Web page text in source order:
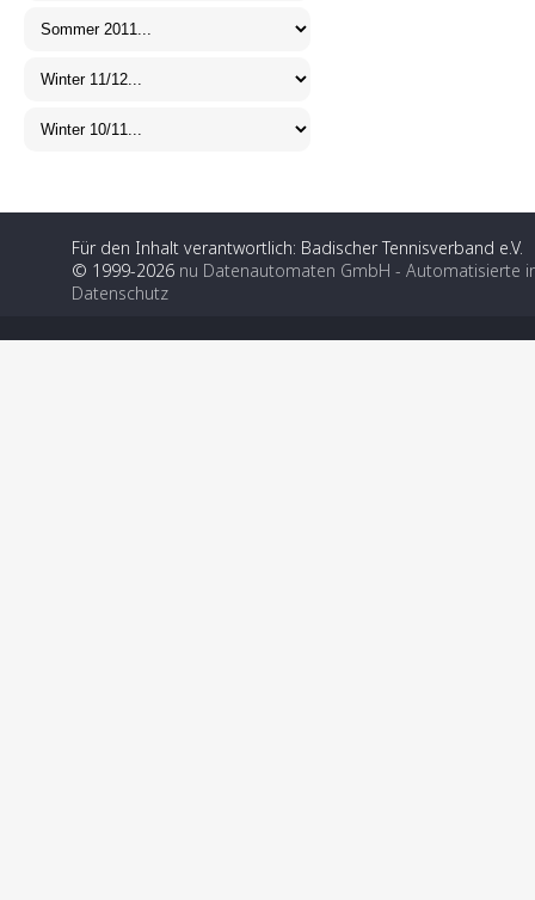
Für den Inhalt verantwortlich: Badischer Tennisverband e.V.
© 1999-2026 nu Datenautomaten GmbH - Automatisierte
Datenschutz